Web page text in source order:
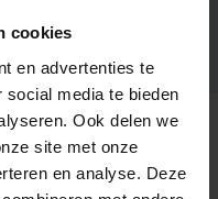
cookies
en advertenties te
media te bieden
Ook delen we
site met onze
en analyse. Deze